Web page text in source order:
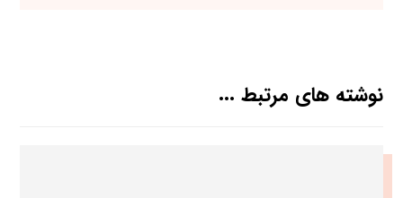
نوشته های مرتبط ...